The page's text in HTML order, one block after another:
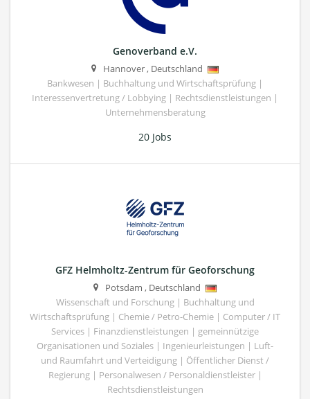
Genoverband e.V.
Hannover, Deutschland
Bankwesen | Buchhaltung und Wirtschaftsprüfung |
Interessenvertretung / Lobbying | Rechtsdienstleistungen |
Unternehmensberatung
20 Jobs
GFZ Helmholtz-Zentrum für Geoforschung
Potsdam , Deutschland
Wissenschaft und Forschung | Buchhaltung und
Wirtschaftsprüfung | Chemie / Petro-Chemie | Computer / IT
Services | Finanzdienstleistungen | gemeinnützige
Organisationen und Soziales | Ingenieurleistungen | Luft-
und Raumfahrt und Verteidigung | Öffentlicher Dienst /
Regierung | Personalwesen / Personaldienstleister |
Rechtsdienstleistungen